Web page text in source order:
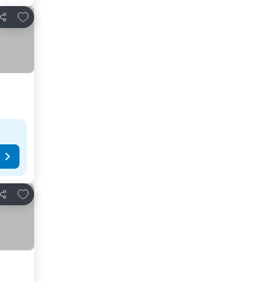
Teilen
Zu Favoriten hinzufügen
Teilen
Zu Favoriten hinzufügen